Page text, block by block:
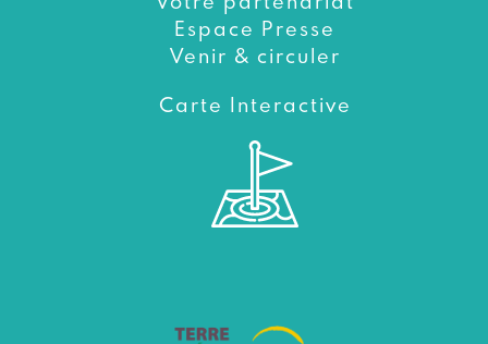
Espace Presse
Venir & circuler
Carte Interactive